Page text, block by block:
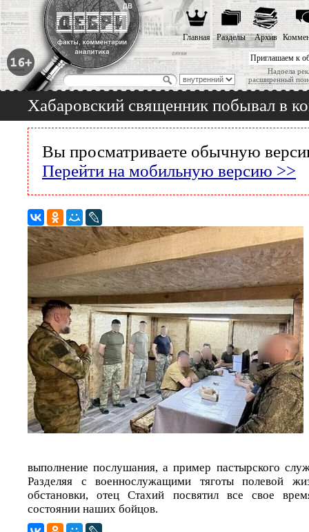
Приглашаем к
Надоела
расширенный
Главная Разделы Архив
Хабаровский священник побывал в
Вы просматриваете обычную
Перейти на мобильную версию >>
выполнение послушания, а пример пастырского
Разделяя с военнослужащими тяготы полевой
обстановки, отец Стахий посвятил все свое
состоянии наших бойцов.